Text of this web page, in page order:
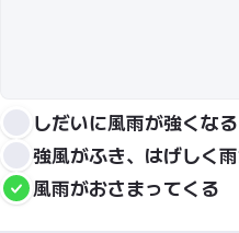
しだいに風雨が強くなる
強風がふき、はげしく
風雨がおさまってくる